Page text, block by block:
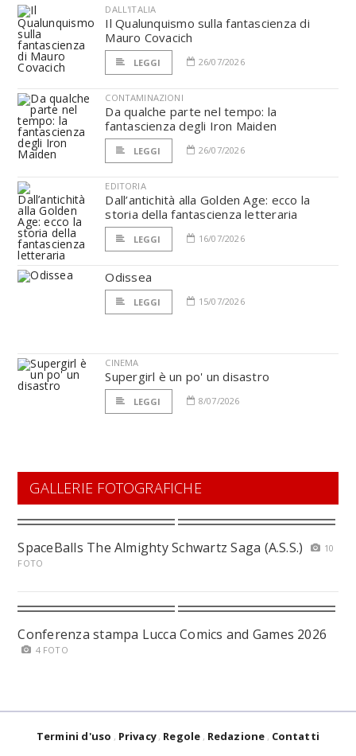
DALL'ITALIA
Il Qualunquismo sulla fantascienza di
Mauro Covacich
LEGGI 26/07/2026
CONTAMINAZIONI
Da qualche parte nel tempo: la
fantascienza degli Iron Maiden
LEGGI 26/07/2026
EDITORIA
Dall’antichità alla Golden Age: ecco la
storia della fantascienza letteraria
LEGGI 16/07/2026
Odissea
LEGGI 15/07/2026
CINEMA
Supergirl è un po' un disastro
LEGGI 8/07/2026
GALLERIE FOTOGRAFICHE
SpaceBalls The Almighty Schwartz Saga (A.S.S.)
10
FOTO
Conferenza stampa Lucca Comics and Games 2026
4 FOTO
Termini d'uso Privacy Regole Redazione Contatti